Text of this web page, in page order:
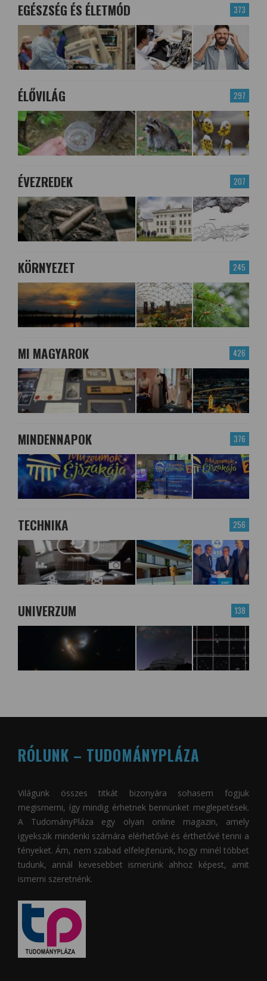
373
EGÉSZSÉG ÉS ÉLETMÓD
297
ÉLŐVILÁG
207
ÉVEZREDEK
245
KÖRNYEZET
426
MI MAGYAROK
376
MINDENNAPOK
256
TECHNIKA
138
UNIVERZUM
RÓLUNK – TUDOMÁNYPLÁZA
Világunk összes titkát bizonyára sohasem fogjuk
megismerni, így mindig érhetnek bennünket meglepetések.
A TudományPláza egy olyan online magazin, amely
igyekszik mindenki számára elérhetővé és érthetővé tenni a
tényeket. Ám, nem szabad elfelejtenünk, hogy minél többet
tudunk, annál kevesebbet ismerünk ahhoz képest, amit
ismerni szeretnénk.